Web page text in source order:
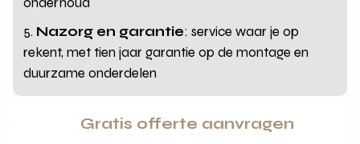
Nazorg en garantie: service waar je op
rekent, met tien jaar garantie op de montage en
duurzame onderdelen
Gratis offerte aanvragen